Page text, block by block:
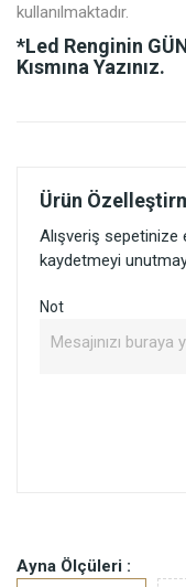
kullanılmaktadır.
*Led Renginin
Kısmına Yazınız.
Ürün
Alışveriş
kaydetmeyi
Not
Ayna Ölçüleri :